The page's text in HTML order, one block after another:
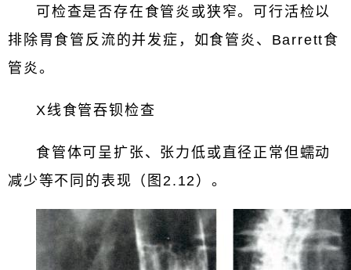
可检查是否存在食管炎或狭窄。可行活检以
排除胃食管反流的并发症，如食管炎、Barrett食
管炎。
X线食管吞钡检查
食管体可呈扩张、张力低或直径正常但蠕动
减少等不同的表现（图2.12）。